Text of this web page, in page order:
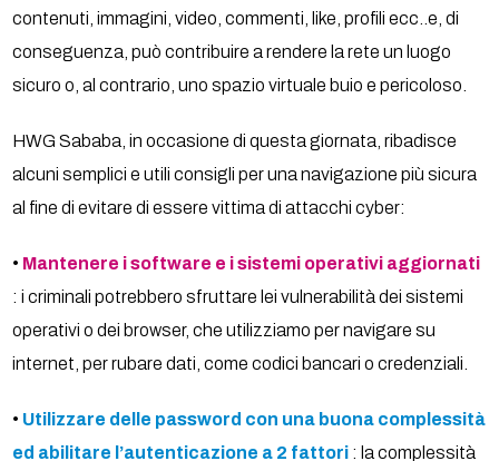
contenuti, immagini, video, commenti, like, profili ecc..e, di
conseguenza, può contribuire a rendere la rete un luogo
sicuro o, al contrario, uno spazio virtuale buio e pericoloso.
HWG Sababa, in occasione di questa giornata, ribadisce
alcuni semplici e utili consigli per una navigazione più sicura
al fine di evitare di essere vittima di attacchi cyber:
• Mantenere i software e i sistemi operativi aggiornati
: i criminali potrebbero sfruttare lei vulnerabilità dei sistemi
operativi o dei browser, che utilizziamo per navigare su
internet, per rubare dati, come codici bancari o credenziali.
• Utilizzare delle password con una buona complessità
ed abilitare l’autenticazione a 2 fattori : la complessità